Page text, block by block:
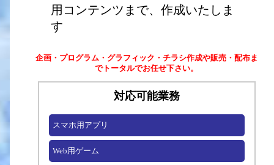
用コンテンツまで、作成いたしま
す
企画・プログラム・グラフィック・チラシ作成や販売・配布ま
でトータルでお任せ下さい。
対応可能業務
スマホ用アプリ
Web用ゲーム